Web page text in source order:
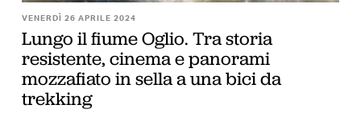
VENERDÌ 26 APRILE 2024
Lungo il fiume Oglio. Tra storia
resistente, cinema e panorami
mozzafiato in sella a una bici da
trekking